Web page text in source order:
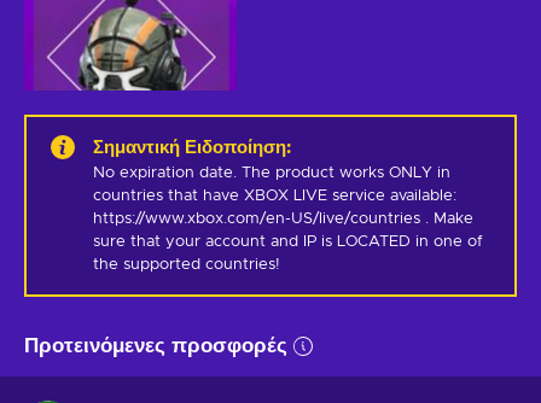
Σημαντική Ειδοποίηση:
No expiration date. The product works ONLY in
countries that have XBOX LIVE service available:
https://www.xbox.com/en-US/live/countries . Make
sure that your account and IP is LOCATED in one of
the supported countries!
Προτεινόμενες προσφορές